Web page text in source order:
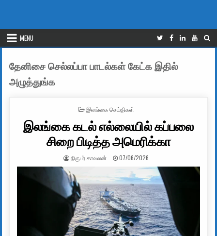
MENU
தேனிசை செல்லப்பா பாடல்கள் கேட்க இதில்
அழுத்துங்க
POSTED IN
இலங்கை செய்திகள்
இலங்கை கடல் எல்லையில் கப்பலை
சிறை பிடித்த அமெரிக்கா
AUTHOR:
நிருபர் காவலன் PUBLISHED DATE:
07/06/2026